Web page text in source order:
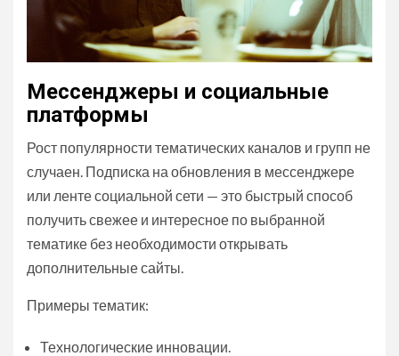
Мессенджеры и социальные
платформы
Рост популярности тематических каналов и групп не
случаен. Подписка на обновления в мессенджере
или ленте социальной сети — это быстрый способ
получить свежее и интересное по выбранной
тематике без необходимости открывать
дополнительные сайты.
Примеры тематик:
Технологические инновации.